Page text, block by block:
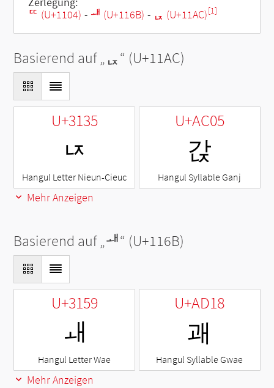
ᄄ (U+1104) - ᅫ (U+116B) - ᆬ (U+11AC)[1]
Basierend auf „ᆬ“ (U+11AC)
U+3135
ㄵ
Hangul Letter Nieun-Cieuc
U+AC05
갅
Hangul Syllable Ganj
Mehr Anzeigen
Basierend auf „ᅫ“ (U+116B)
U+3159
ㅙ
Hangul Letter Wae
U+AD18
괘
Hangul Syllable Gwae
Mehr Anzeigen